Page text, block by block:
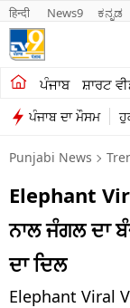
हिन्दी News9 ಕನ್ನಡ
ਪੰਜਾਬ ਸ਼ਾਰਟ
ਪੰਜਾਬ ਦਾ ਮੌਸਮ
ਖੇਤੀਬਾੜੀ
ਸ਼ਾਰਟ ਵੀਡੀਓਜ਼
ਕਾਰੋਬਾਰ
ਕਰਿਅਰ
ਮਨੋਰੰਜਨ
ਦੇਸ਼
Punjabi News
Elephant
ਨਾਲ ਜੰਗਲ ਦਾ
ਦਾ ਦਿਲ
Elephant Viral